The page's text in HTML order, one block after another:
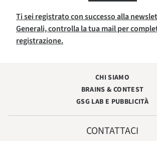
Ti sei registrato con successo alla
Generali, controlla la tua mail per
registrazione.
CHI SIAMO
BRAINS & CONTEST
GSG LAB E PUBBLICITÀ
CONTATTACI